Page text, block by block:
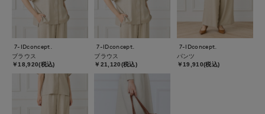
7-IDconcept.
ブラウス
￥18,920(税込)
7-IDconcept.
ブラウス
￥21,120(税込)
7-IDconcept.
パンツ
￥19,910(税込)